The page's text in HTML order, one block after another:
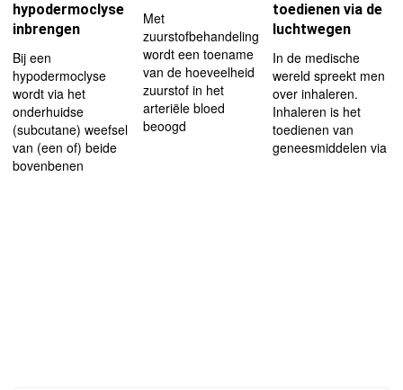
hypodermoclyse
inbrengen
Bij een
hypodermoclyse
wordt via het
onderhuidse
(subcutane) weefsel
van (een of) beide
bovenbenen
Met
zuurstofbehandeling
wordt een toename
van de hoeveelheid
zuurstof in het
arteriële bloed
beoogd
toedienen via de
luchtwegen
In de medische
wereld spreekt men
over inhaleren.
Inhaleren is het
toedienen van
geneesmiddelen via